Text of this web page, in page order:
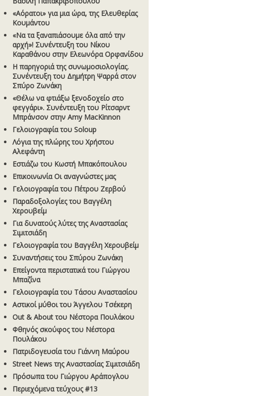
«Αόρατοι» για μια ώρα, της Ελευθερίας
Κουμάντου
«Να τα ξαναπιάσουμε όλα από την
αρχή»! Συνέντευξη του Νίκου
Καραθάνου στην Ελεωνόρα Ορφανίδου
Η παρηγοριά της συνωμοσιολογίας.
Συνέντευξη του Δημήτρη Ψαρρά στον
Σπύρο Ζωνάκη
«Θέλω να φτιάξω ξενοδοχείο στο
φεγγάρι». Συνέντευξη του Ρίτσαρντ
Μπράνσον στην Amy MacKinnon
Γελοιογραφία του Soloup
Λόγια της πλώρης του Χρήστου
Αλεφάντη
Εστιάζω του Κωστή Μπακόπουλου
Επικοινωνία Οι αναγνώστες µας
Γελοιογραφία του Πέτρου Ζερβού
Παραδοξολογίες του Βαγγέλη
Χερουβείµ
Για δυνατούς λύτες της Αναστασίας
Σιµιτσιάδη
Γελοιογραφία του Βαγγέλη Χερουβείµ
Συναντήσεις του Σπύρου Ζωνάκη
Επείγοντα περιστατικά του Γιώργου
Μπαζίνα
Γελοιογραφία του Τάσου Αναστασίου
Aστικοί µύθοι του Άγγελου Τσέκερη
Out & About του Νέστορα Πουλάκου
Φθηνός σκούφος του Νέστορα
Πουλάκου
Πατριδογευσία του Γιάννη Μαύρου
Street News της Αναστασίας Σιµιτσιάδη
Πρόσωπα του Γιώργου Αράπογλου
Περιεχόμενα τεύχους #13